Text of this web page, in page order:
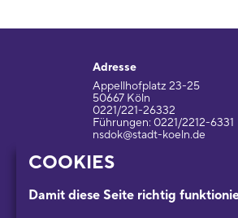
COOKIES
Damit diese Seite richtig
Adresse
Appellhofplatz 23-25
50667 Köln
0221/221-26332
Führungen: 0221/2212-6331
nsdok@stadt-koeln.de